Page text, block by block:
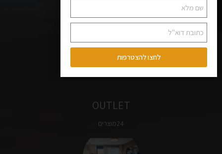
OUTLET
24מוצרים
לחצו להצטרפות